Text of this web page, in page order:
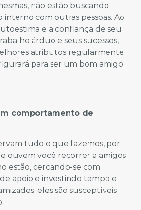
não estão buscando
interno com outras pessoas. Ao
e a confiança de seu
árduo e seus sucessos,
atributos regularmente
para ser um bom amigo
comportamento de
tudo o que fazemos, por
e ouvem você recorrer a amigos
estão, cercando-se com
de apoio e investindo tempo e
eles são susceptíveis